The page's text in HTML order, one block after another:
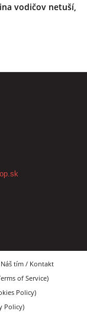
vodičov netuší,
tím / Kontakt
of Service)
Policy)
Policy)